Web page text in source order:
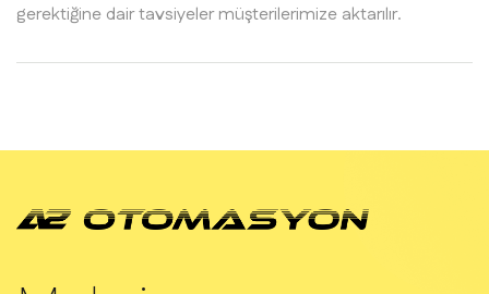
gerektiğine dair tavsiyeler müşterilerimize aktarılır.